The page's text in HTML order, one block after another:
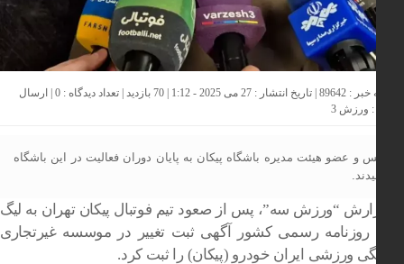
- 1:12 | 70 بازدید | تعداد دیدگاه : 0| ارسال
ورزش 3
و عضو هیئت مدیره باشگاه پیکان به پایان دوران فعالیت در این باشگاه
“ورزش سه”، پس از صعود تیم فوتبال پیکان تهران به لیگ
روزنامه رسمی کشور آگهی ثبت تغییر در موسسه غیرتجاری
ورزشی ایران خودرو (پیکان) را ثبت کرد.